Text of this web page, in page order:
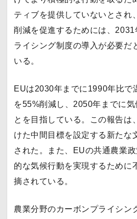
ティブを提供していないとされ
削減を促進するためには、
ライシング制度の導入が必要だ
いる。
EUは2030年までに1990年比で
を55%削減し、2050年までに気
とを目指している。この報告は
けた中間目標を設定する新たな
された。また、EUの共通農業
的な気候行動を実現するために
摘されている。
農業分野のカーボンプライシン